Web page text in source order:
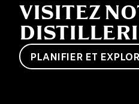
VISITEZ
PLANIFIER ET